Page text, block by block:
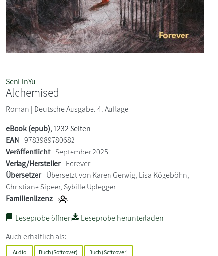
SenLinYu
Alchemised
Roman | Deutsche Ausgabe. 4. Auflage
eBook (epub), 1232 Seiten
EAN 9783989780682
Veröffentlicht September 2025
Verlag/Hersteller Forever
Übersetzer Übersetzt von Karen Gerwig, Lisa Kögeböhn,
Christiane Sipeer, Sybille Uplegger
Familienlizenz
Leseprobe öffnen
Leseprobe herunterladen
Auch erhältlich als:
Audio
Buch (Softcover)
Buch (Softcover)